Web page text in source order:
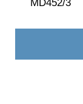
MD452/3